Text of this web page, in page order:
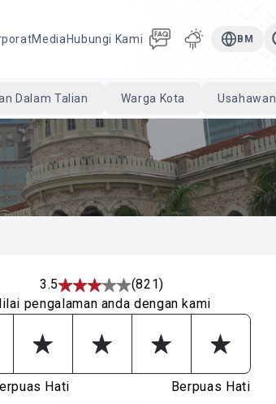
Media Hubungi Kami BM
Cari
Dalam Talian Warga Kota Usahawan
3.5
(821)
pengalaman anda dengan kami
Hati Berpuas Hati